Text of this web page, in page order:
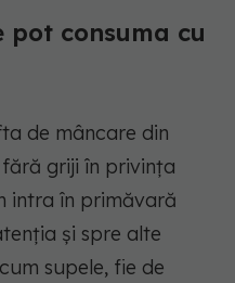
pot consuma cu
de mâncare din
griji în privința
intra în primăvară
și spre alte
supele, fie de